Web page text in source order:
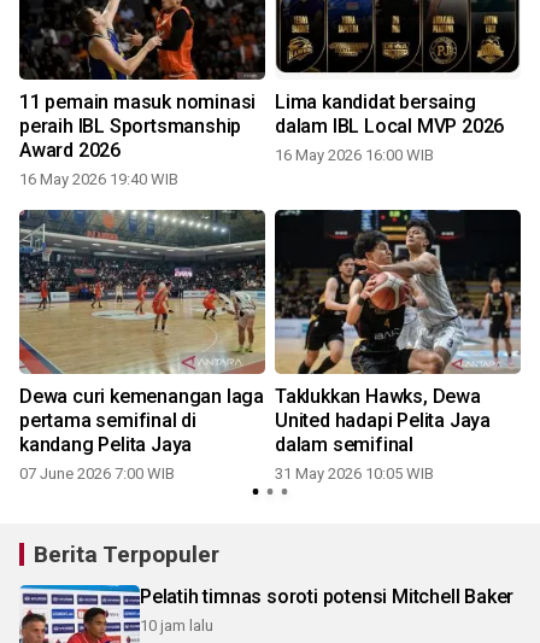
11 pemain masuk nominasi
peraih IBL Sportsmanship
Award 2026
16 May 2026 19:40 WIB
Lima kandidat bersaing
dalam IBL Local MVP 2026
16 May 2026 16:00 WIB
Dewa curi kemenangan laga
pertama semifinal di
kandang Pelita Jaya
07 June 2026 7:00 WIB
Taklukkan Hawks, Dewa
United hadapi Pelita Jaya
dalam semifinal
31 May 2026 10:05 WIB
Berita Terpopuler
Pelatih timnas soroti potensi Mitchell Baker
10 jam lalu